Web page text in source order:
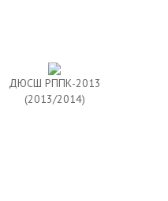
ДЮСШ РППК-2013
(2013/2014)